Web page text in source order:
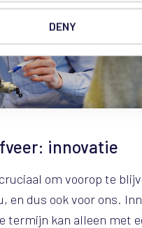
DENY
innovatie
om voorop te
en dus ook voor ons.
termijn kan alleen met